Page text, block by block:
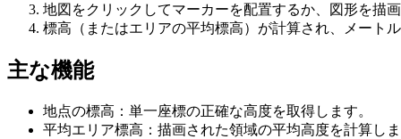
地図をクリックしてマーカーを配置するか、図形を描
標高（またはエリアの平均標高）が計算され、メート
主な機能
地点の標高：単一座標の正確な高度を取得します。
平均エリア標高：描画された領域の平均高度を計算し